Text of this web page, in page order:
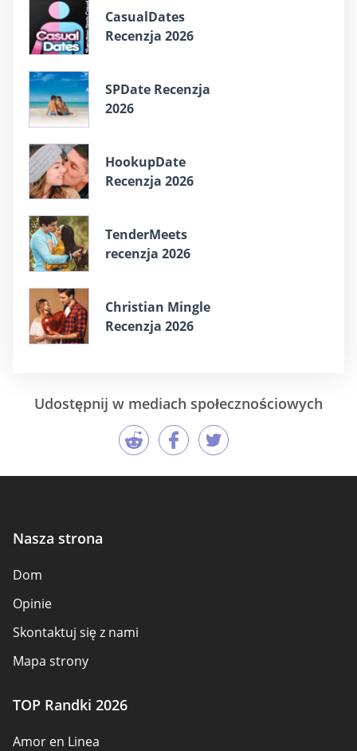
СasualDates
Recenzja 2026
SPDate Recenzja
2026
HookupDate
Recenzja 2026
TenderMeets
recenzja 2026
Christian Mingle
Recenzja 2026
Udostępnij w mediach społecznościowych
Nasza strona
Dom
Opinie
Skontaktuj się z nami
Mapa strony
TOP Randki 2026
Amor en Linea